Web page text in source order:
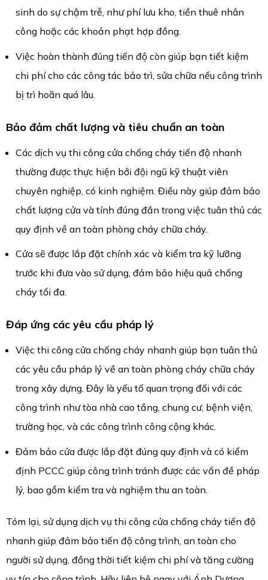
sinh do sự chậm trễ, như phí lưu kho, tiền thuê nhân
công hoặc các khoản phạt hợp đồng.
Việc hoàn thành đúng tiến độ còn giúp bạn tiết kiệm
chi phí cho các công tác bảo trì, sửa chữa nếu công trình
bị trì hoãn quá lâu.
Bảo đảm chất lượng và tiêu chuẩn an toàn
Các dịch vụ thi công cửa chống cháy tiến độ nhanh
thường được thực hiện bởi đội ngũ kỹ thuật viên
chuyên nghiệp, có kinh nghiệm. Điều này giúp đảm bảo
chất lượng cửa và tính đúng đắn trong việc tuân thủ các
quy định về an toàn phòng cháy chữa cháy.
Cửa sẽ được lắp đặt chính xác và kiểm tra kỹ lưỡng
trước khi đưa vào sử dụng, đảm bảo hiệu quả chống
cháy tối đa.
Đáp ứng các yêu cầu pháp lý
Việc thi công cửa chống cháy nhanh giúp bạn tuân thủ
các yêu cầu pháp lý về an toàn phòng cháy chữa cháy
trong xây dựng. Đây là yếu tố quan trọng đối với các
công trình như tòa nhà cao tầng, chung cư, bệnh viện,
trường học, và các công trình công cộng khác.
Đảm bảo cửa được lắp đặt đúng quy định và có kiểm
định PCCC giúp công trình tránh được các vấn đề pháp
lý, bao gồm kiểm tra và nghiệm thu an toàn.
Tóm lại, sử dụng dịch vụ thi công cửa chống cháy tiến độ
nhanh giúp đảm bảo tiến độ công trình, an toàn cho
người sử dụng, đồng thời tiết kiệm chi phí và tăng cường